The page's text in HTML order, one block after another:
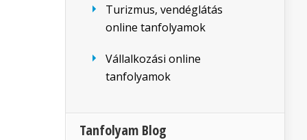
Turizmus, vendéglátás
online tanfolyamok
Vállalkozási online
tanfolyamok
Tanfolyam Blog